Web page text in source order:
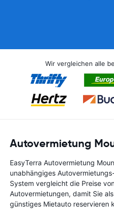
Wir vergleichen alle
Autovermietung
EasyTerra Autovermietung
unabhängiges
System vergleicht die Preise
Autovermietungen, damit Sie
günstiges Mietauto reservieren